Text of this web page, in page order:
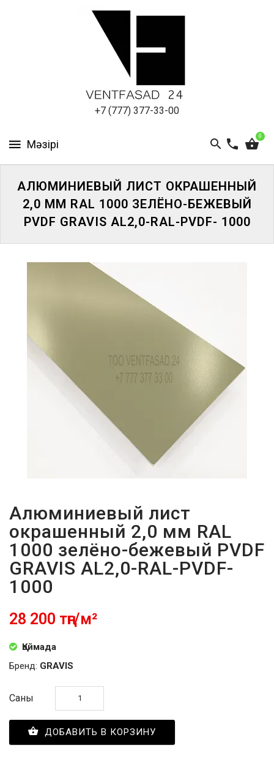
+7 (777) 377-33-00
0
ПАНЕЛИ
АЛЮМИНИЕВЫЙ ЛИСТ ОКРАШЕННЫЙ
2,0 ММ RAL 1000 ЗЕЛЁНО-БЕЖЕВЫЙ
PVDF GRAVIS AL2,0-RAL-PVDF- 1000
Алюминиевый лист
окрашенный 2,0 мм RAL
1000 зелёно-бежевый PVDF
GRAVIS AL2,0-RAL-PVDF-
1000
28 200 тңг/м²
Қоймада
Бренд: GRAVIS
Саны
ДОБАВИТЬ В КОРЗИНУ